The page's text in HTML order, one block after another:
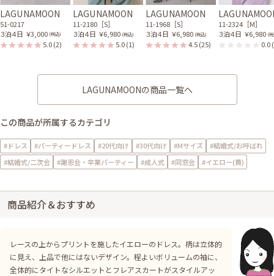
LAGUNAMOON
51-0217
３泊４日 ￥3,000 (税込)
5.0(2)
LAGUNAMOON
11-2180［S］
３泊４日 ￥6,980 (税込)
5.0(1)
LAGUNAMOON
11-1968［S］
３泊４日 ￥6,980 (税込)
4.5(25)
11-2324［M］
３泊４日 ￥6,980 (
0.0
LAGUNAMOONの商品一覧へ
この商品が所属するカテゴリ
#ドレス #パーティードレス #20代向け #30代向け #Mサイズ
#結婚式/お呼ばれ
#結婚式/二次会
#謝恩会・卒業パーティー #成人式 #同窓会 #イエロー(黄)
商品紹介＆おすすめ
レースの上からプリントを施したイエローのドレス。柄は立体的
に見え、上品で他にはないデザイン。程よいボリュームの袖に、
全体的にタイトなシルエットとフレアスカートがスタイルアッ